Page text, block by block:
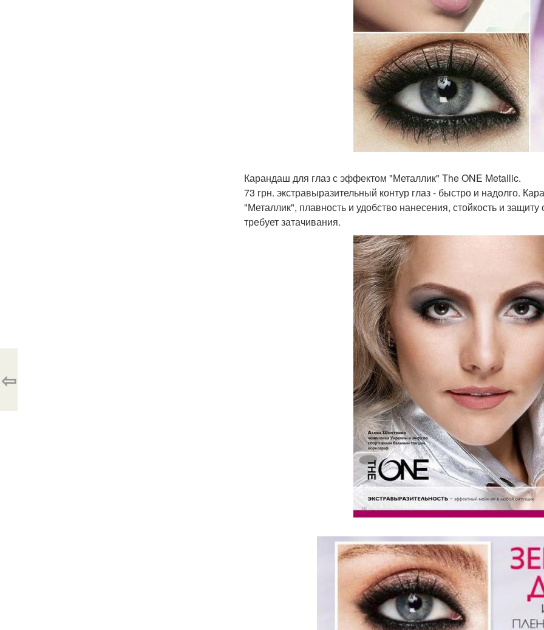
Карандаш для глаз с эффектом "Металлик" The ONE Metallic.
73 грн. экстравыразительный контур глаз - быстро и надолго.
"Металлик", плавность и удобство нанесения, стойкость и
требует затачивания.
⇦